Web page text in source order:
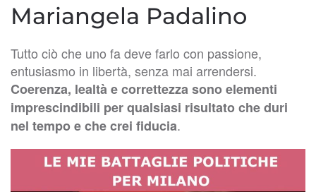
Mariangela Padalino
Tutto ciò che uno fa deve farlo con passione,
entusiasmo in libertà, senza mai arrendersi.
Coerenza, lealtà e correttezza sono elementi
imprescindibili per qualsiasi risultato che duri
nel tempo e che crei fiducia.